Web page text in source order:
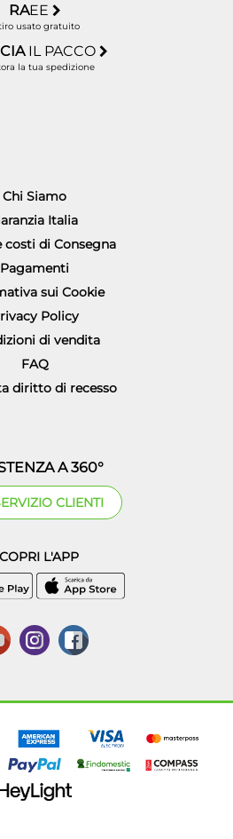
RAEE
usato gratuito
IL PACCO
la tua spedizione
Chi Siamo
Italia
costi di Consegna
Pagamenti
sui Cookie
Policy
di vendita
FAQ
diritto di recesso
A 360°
CLIENTI
L'APP